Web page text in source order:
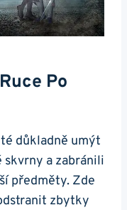
Po
důkladně umýt
skvrny a zabránili
předměty. Zde
zbytky